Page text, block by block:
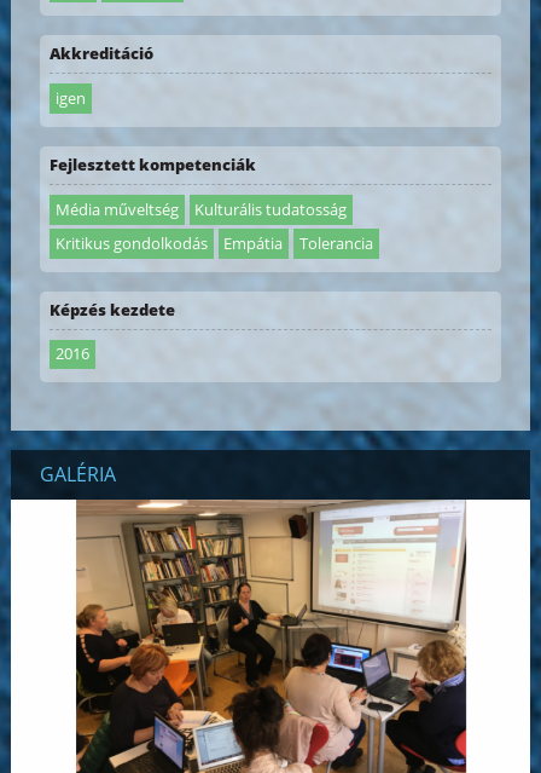
Akkreditáció
igen
Fejlesztett kompetenciák
Média műveltség
Kulturális tudatosság
Kritikus gondolkodás
Empátia Tolerancia
Képzés kezdete
2016
GALÉRIA